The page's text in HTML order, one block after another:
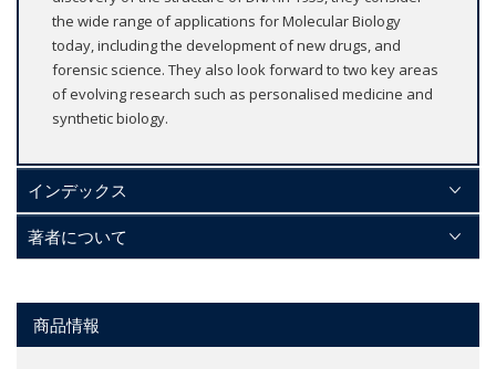
the wide range of applications for Molecular Biology
today, including the development of new drugs, and
forensic science. They also look forward to two key areas
of evolving research such as personalised medicine and
synthetic biology.
インデックス
著者について
商品情報